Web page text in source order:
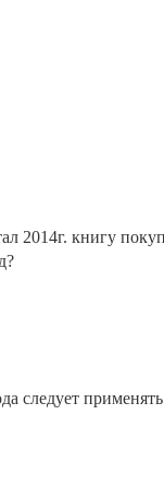
2014г. книгу
следует